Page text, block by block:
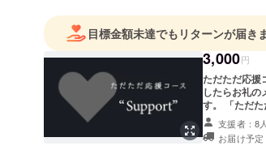
目標金額未達でもリターンが届き
3,000円
ただただ応援コース 応援
したらお礼の
す。 「ただ
持ちいただけ
支援者：8人
お届け予